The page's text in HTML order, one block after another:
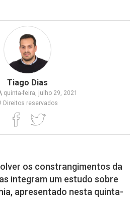
Tiago Dias
quinta-feira, julho 29, 2021
Direitos reservados
os constrangimentos da
integram um estudo sobre
apresentado nesta quinta-